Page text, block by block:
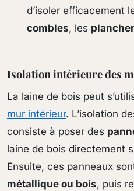
d’isoler efficacement
combles, les
Isolation intérieure des
La laine de bois peut
mur intérieur. L’isolation
consiste à poser des
laine de bois directement
Ensuite, ces panneaux
métallique ou bois, puis